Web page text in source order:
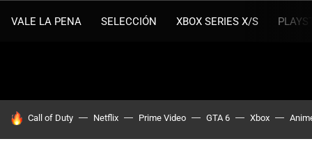
VALE LA PENA SELECCIÓN XBOX SERIES X/S
HOY SE HABLA DE
Call of Duty Netflix Prime Video GTA 6 Xbox